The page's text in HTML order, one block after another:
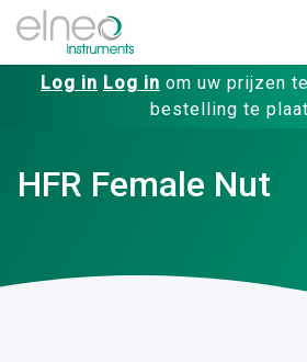
Log in Log in om uw prijzen
bestelling te
HFR Female Nut